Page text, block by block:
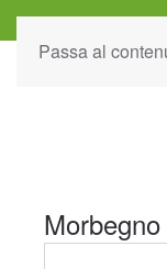
Passa al